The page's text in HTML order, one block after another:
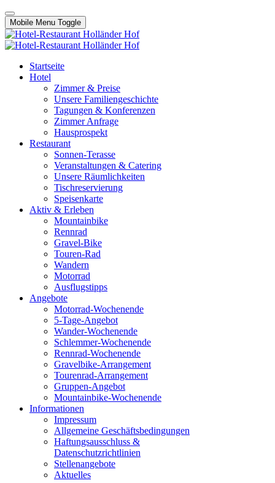
Mobile Menu Toggle
Startseite
Hotel
Zimmer & Preise
Unsere Familiengeschichte
Tagungen & Konferenzen
Zimmer Anfrage
Hausprospekt
Restaurant
Sonnen-Terasse
Veranstaltungen & Catering
Unsere Räumlichkeiten
Tischreservierung
Speisenkarte
Aktiv & Erleben
Mountainbike
Rennrad
Gravel-Bike
Touren-Rad
Wandern
Motorrad
Ausflugstipps
Angebote
Motorrad-Wochenende
5-Tage-Angebot
Wander-Wochenende
Schlemmer-Wochenende
Rennrad-Wochenende
Gravelbike-Arrangement
Tourenrad-Arrangement
Gruppen-Angebot
Mountainbike-Wochenende
Informationen
Impressum
Allgemeine Geschäftsbedingungen
Haftungsausschluss &
Datenschutzrichtlinien
Stellenangebote
Aktuelles